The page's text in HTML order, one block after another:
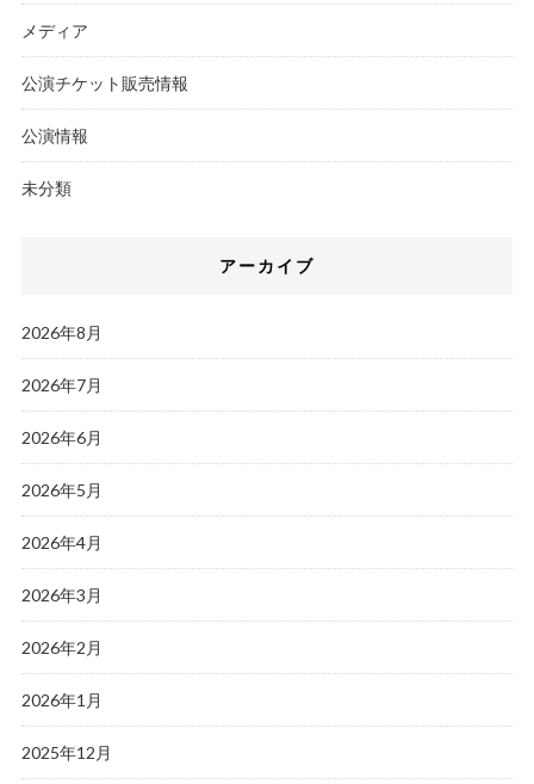
メディア
公演チケット販売情報
公演情報
未分類
アーカイブ
2026年8月
2026年7月
2026年6月
2026年5月
2026年4月
2026年3月
2026年2月
2026年1月
2025年12月